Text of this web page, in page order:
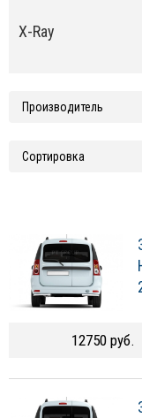
X-Ray
12750 руб.